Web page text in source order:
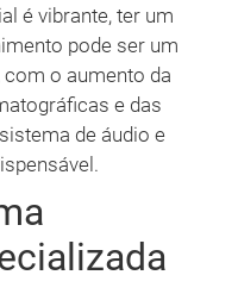
é vibrante, ter um
pode ser um
o aumento da
e das
de áudio e